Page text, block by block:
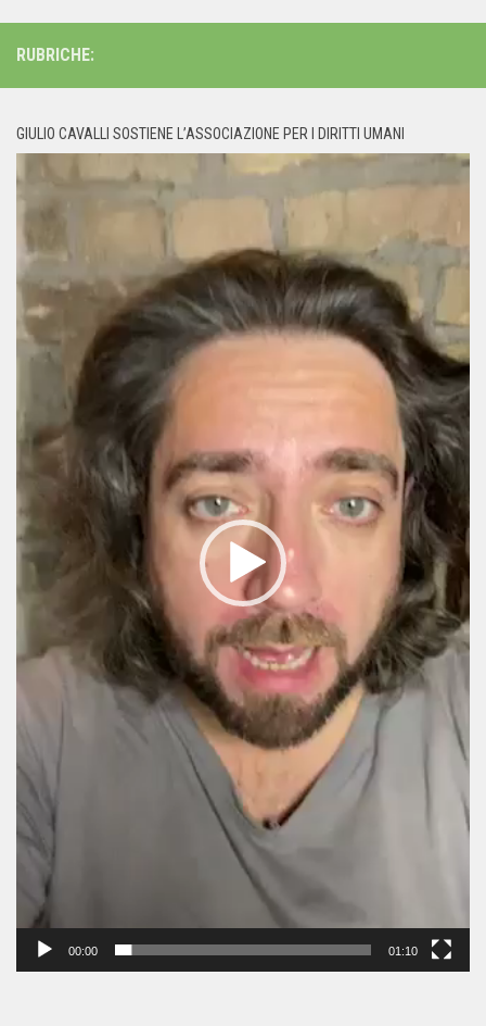
RUBRICHE:
GIULIO CAVALLI SOSTIENE L’ASSOCIAZIONE PER I DIRITTI UMANI
00:00 01:10